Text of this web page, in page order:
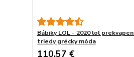
Bábiky LOL - 2020 lol
triedy grécky móda
110,57 €